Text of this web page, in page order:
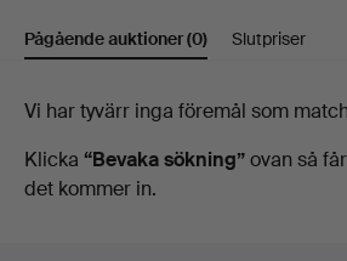
Auktionsverk
Pågående auktioner(0) Slutpriser
Pågående
auktioner
Vi har tyvärr inga föremål som
Klicka “Bevaka sökning”ovan så
det kommer in.